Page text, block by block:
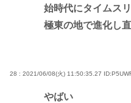
始時代にタイムスリ
極東の地で進化し
28 : 2021/06/08(火) 11:50:35.27
やばい